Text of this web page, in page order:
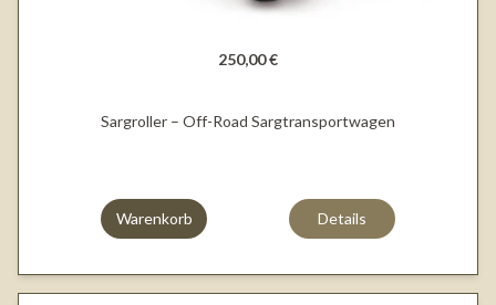
250,00 €
Sargroller – Off-Road Sargtransportwagen
Warenkorb Details